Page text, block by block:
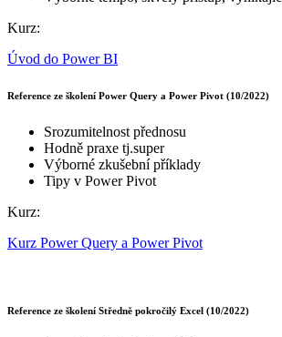
Kurz:
Úvod do Power BI
Reference ze školení Power Query a Power Pivot (10/2022)
Srozumitelnost přednosu
Hodně praxe tj.super
Výborné zkušební příklady
Tipy v Power Pivot
Kurz:
Kurz Power Query a Power Pivot
Reference ze školení Středně pokročilý Excel (10/2022)